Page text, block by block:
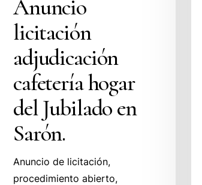
licitación
adjudicación
cafetería
hogar
Jubilado
Sarón.
Anuncio
licitación
adjudicación
cafetería hogar
del Jubilado en
Sarón.
Anuncio de licitación,
procedimiento abierto,